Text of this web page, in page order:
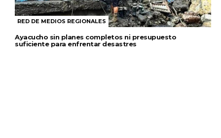
RED DE MEDIOS REGIONALES
Ayacucho sin planes completos ni presupuesto
suficiente para enfrentar desastres